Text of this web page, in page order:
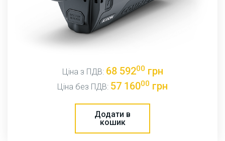
Ціна з ПДВ: 68 59200 грн
Ціна без ПДВ: 57 16000 грн
Додати в
кошик